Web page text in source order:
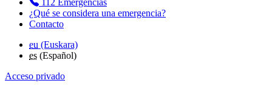
¿Qué se considera una emergencia?
Contacto
eu (Euskara)
es (Español)
Acceso privado